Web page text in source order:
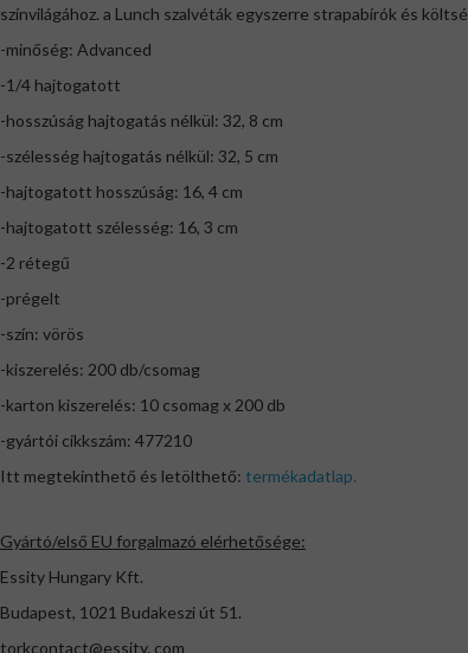
színvilágához. a Lunch szalvéták egyszerre strapabírók és
-minőség: Advanced
-1/4 hajtogatott
-hosszúság hajtogatás nélkül: 32, 8 cm
-szélesség hajtogatás nélkül: 32, 5 cm
-hajtogatott hosszúság: 16, 4 cm
-hajtogatott szélesség: 16, 3 cm
-2 rétegű
-prégelt
-szín: vörös
-kiszerelés: 200 db/csomag
-karton kiszerelés: 10 csomag x 200 db
-gyártói cikkszám: 477210
Itt megtekinthető és letölthető: termékadatlap.
Gyártó/első EU forgalmazó elérhetősége:
Essity Hungary Kft.
Budapest, 1021 Budakeszi út 51.
torkcontact@essity. com